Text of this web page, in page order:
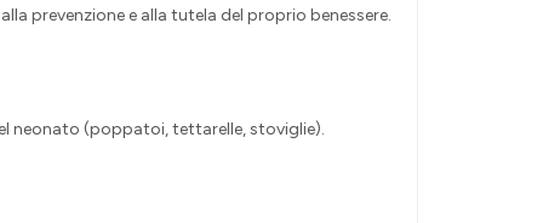
prevenzione e alla tutela del proprio benessere.
neonato (poppatoi, tettarelle, stoviglie).